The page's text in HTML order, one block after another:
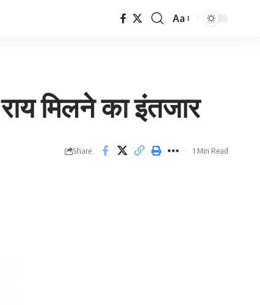
Font
Aa
मिलने का इंतजार
Share 1 Min Read